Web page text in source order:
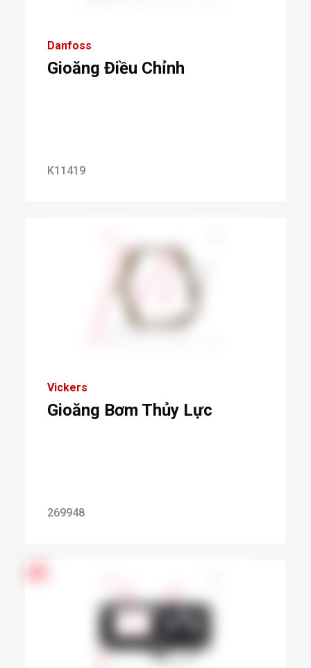
Danfoss
Gioăng Điều Chỉnh
K11419
Vickers
Gioăng Bơm Thủy Lực
269948